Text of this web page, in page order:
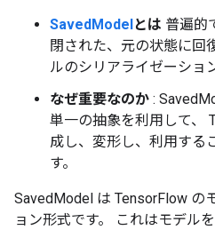
SavedModelとは 普遍的
閉された、元の状態に回
ルのシリアライゼーショ
なぜ重要なのか :
単一の抽象を利用して、
成し、変形し、利用する
す。
SavedModel は TensorFlow の
ョン形式です。 これはモデル